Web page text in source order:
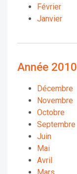
Février
Janvier
Année 2010
Décembre
Novembre
Octobre
Septembre
Juin
Mai
Avril